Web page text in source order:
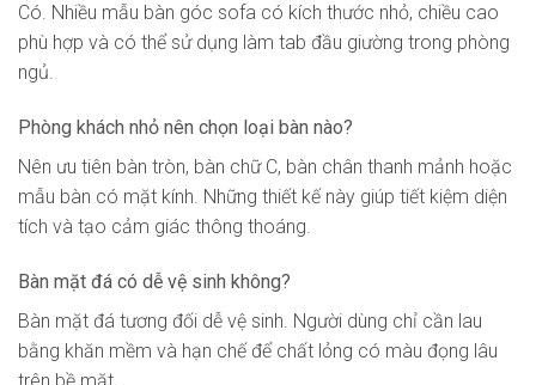
Có. Nhiều mẫu bàn góc sofa có kích thước nhỏ, chiều cao
phù hợp và có thể sử dụng làm tab đầu giường trong phòng
ngủ.
Phòng khách nhỏ nên chọn loại bàn nào?
Nên ưu tiên bàn tròn, bàn chữ C, bàn chân thanh mảnh hoặc
mẫu bàn có mặt kính. Những thiết kế này giúp tiết kiệm diện
tích và tạo cảm giác thông thoáng.
Bàn mặt đá có dễ vệ sinh không?
Bàn mặt đá tương đối dễ vệ sinh. Người dùng chỉ cần lau
bằng khăn mềm và hạn chế để chất lỏng có màu đọng lâu